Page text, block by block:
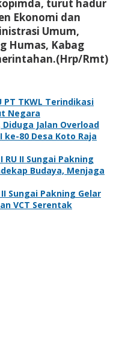
turut hadur
Ekonomi dan
Umum,
Humas, Kabag
Rmt)
PT TKWL Terindikasi
Negara
Jalan Overload
ke-80 Desa Koto Raja
RU II Sungai Pakning
Budaya, Menjaga
Sungai Pakning Gelar
VCT Serentak